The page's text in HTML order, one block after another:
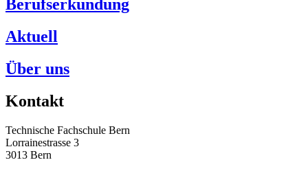
Berufserkundung
Aktuell
Über uns
Kontakt
Technische Fachschule Bern
Lorrainestrasse 3
3013 Bern